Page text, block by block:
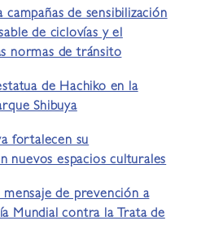
de sensibilización
de ciclovías y el
normas de tránsito
de Hachiko en la
Shibuya
fortalecen su
nuevos espacios culturales
de prevención a
Mundial contra la Trata de